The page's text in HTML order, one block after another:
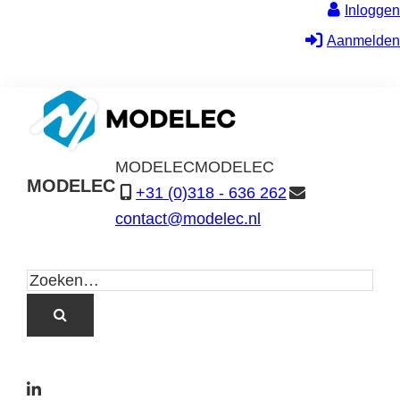
Inloggen
Aanmelden
MODELEC
MODELECMODELEC
+31 (0)318 - 636 262
contact@modelec.nl
L